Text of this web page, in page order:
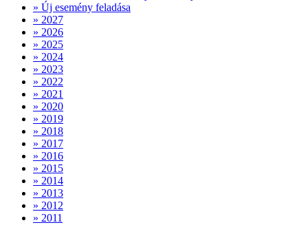
» Új esemény feladása
» 2027
» 2026
» 2025
» 2024
» 2023
» 2022
» 2021
» 2020
» 2019
» 2018
» 2017
» 2016
» 2015
» 2014
» 2013
» 2012
» 2011